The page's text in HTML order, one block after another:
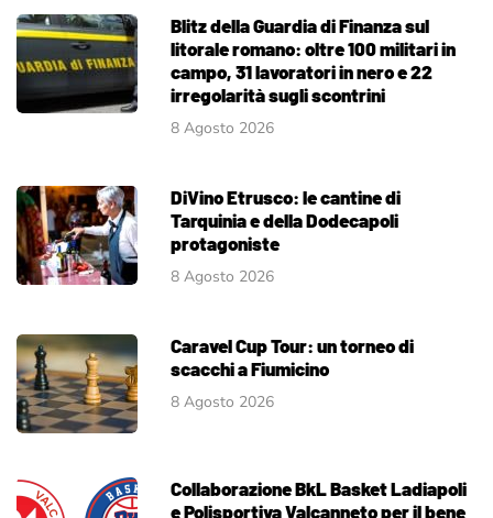
Blitz della Guardia di Finanza sul
litorale romano: oltre 100 militari in
campo, 31 lavoratori in nero e 22
irregolarità sugli scontrini
8 Agosto 2026
DiVino Etrusco: le cantine di
Tarquinia e della Dodecapoli
protagoniste
8 Agosto 2026
Caravel Cup Tour: un torneo di
scacchi a Fiumicino
8 Agosto 2026
Collaborazione BkL Basket Ladiapoli
e Polisportiva Valcanneto per il bene